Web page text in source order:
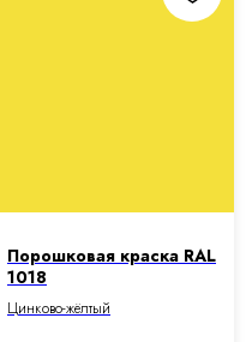
Порошковая краска RAL
1018
Цинково-жёлтый